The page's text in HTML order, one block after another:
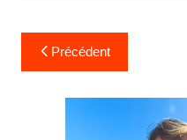
Navigation
de
l’article
Précédent